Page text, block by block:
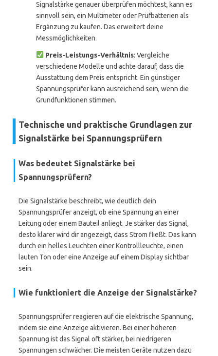
Signalstärke genauer überprüfen möchtest, kann es
sinnvoll sein, ein Multimeter oder Prüfbatterien als
Ergänzung zu kaufen. Das erweitert deine
Messmöglichkeiten.
Preis-Leistungs-Verhältnis: Vergleiche
verschiedene Modelle und achte darauf, dass die
Ausstattung dem Preis entspricht. Ein günstiger
Spannungsprüfer kann ausreichend sein, wenn die
Grundfunktionen stimmen.
Technische und praktische Grundlagen zur
Signalstärke bei Spannungsprüfern
Was bedeutet Signalstärke bei
Spannungsprüfern?
Die Signalstärke beschreibt, wie deutlich dein
Spannungsprüfer anzeigt, ob eine Spannung an einer
Leitung oder einem Bauteil anliegt. Je stärker das Signal,
desto klarer wird dir angezeigt, dass Strom fließt. Das kann
durch ein helles Leuchten einer Kontrollleuchte, einen
lauten Ton oder eine Anzeige auf einem Display sichtbar
sein.
Wie funktioniert die Anzeige der Signalstärke?
Spannungsprüfer reagieren auf die elektrische Spannung,
indem sie eine Anzeige aktivieren. Bei einer höheren
Spannung ist das Signal oft stärker, bei niedrigeren
Spannungen schwächer. Die meisten Geräte nutzen dazu